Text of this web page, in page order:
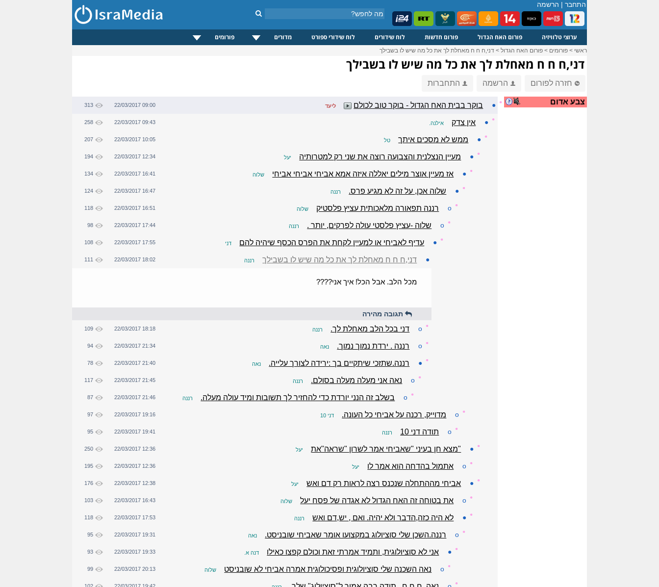
התחבר | הרשמה
ערוצי טלוויזיה פורום האח הגדול פורום חדשות לוח שידורים לוח שידורי ספורט מדורים פורומים
ראשי > פורומים > פורום האח הגדול > דני,ח ח ח מאחלת לך את כל מה שיש לו בשבילך
דני,ח ח ח מאחלת לך את כל מה שיש לו בשבילך
חזרה לפורום הרשמה התחברות
צבע אדום ☼
● בוקר בבית האח הגדול - בוקר טוב לכולם ליעד 22/03/2017 09:00
313
☼
● אין צדק אילנה. 22/03/2017 09:43
258
☼
● ממש לא מסכים איתך טל 22/03/2017 10:05
207
☼
● מעיין הנצלנית והצבועה רוצה את שני רק למטרותיה יעל 22/03/2017 12:34
194
☼
● אז מעיין אוצר מילים יאללה איזה אמא אביחי אביחי אביחי שלוה 22/03/2017 16:41
134
☼
● שלוה אכן, על זה לא מגיע פרס. רננה 22/03/2017 16:47
124
☼
o רננה תפאורה מלאכותית עציץ פלסטיק שלוה 22/03/2017 16:51
118
☼
o שלוה -עציץ פלסטי עולה לפרקים, יותר . רננה 22/03/2017 17:44
98
☼
● עדיף לאביחי או למעיין לקחת את הפרס הכסף שיהיה להם דני 22/03/2017 17:55
108
● דני,ח ח ח מאחלת לך את כל מה שיש לו בשבילך רננה 22/03/2017 18:02
111
מכל הלב. אבל הכל! איך אני????
תגובה מהירה
☼
o דני בכל הלב מאחלת לך. רננה 22/03/2017 18:18
109
☼
o רננה . ירדת נמוך נמוך. נאה 22/03/2017 21:34
94
☼
● רננה.שתזכי שיתקיים בך :ירידה לצורך עלייה. נאה 22/03/2017 21:40
78
☼
o נאה אני מעלה מעלה בסולם. רננה 22/03/2017 21:45
117
☼
o בשלב זה הנני יורדת כדי להחזיר לך תשובות ומיד עולה מעלה. רננה 22/03/2017 21:46
87
☼
o מדוייק, רכנה על אביחי כל העונה. דני 10 22/03/2017 19:16
97
☼
o תודה דני 10 רננה 22/03/2017 19:41
95
☼
● "מצא חן בעיני "שאביחי אמר לשרון "שראה"את יעל 22/03/2017 12:36
250
☼
o אתמול בהדחה הוא אמר לו יעל 22/03/2017 12:36
195
☼
● אביחי מההתחלה שנכנס רצה לראות רק דם ואש יעל 22/03/2017 12:38
176
☼
o את בטוחה זה האח הגדול לא אגדה של פסח יעל שלוה 22/03/2017 16:43
103
☼
● לא היה כזה,הדבר ולא יהיה. ואם , יש,דם ואש רננה 22/03/2017 17:53
118
☼
o רננה.השכן שלי סוציולוג במקצועו אומר שאביחי שובניסט. נאה 22/03/2017 19:31
95
☼
● אני לא סוציולוגית, ותמיד אמרתי זאת וכולם קפצו כאילו דנה א. 22/03/2017 19:33
93
☼
o נאה השכנה שלי סוציולוגית ופסיכולוגית אמרה אביחי לא שובניסט שלוה 22/03/2017 20:13
99
☼